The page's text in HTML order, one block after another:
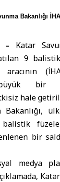
Bakanlığı
– Katar
9
aracının
bir
hale
Bakanlığı,
bir
medya